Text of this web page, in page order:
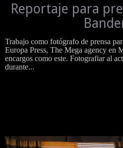
Reportaje para
Trabajo como fotógrafo de prensa
Europa Press, The Mega agency en
encargos como este. Fotografiar al
durante...